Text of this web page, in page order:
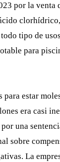
por la venta
tipo de
para
para estar
era casi
una
sobre
La